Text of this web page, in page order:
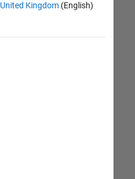
United Kingdom(English)